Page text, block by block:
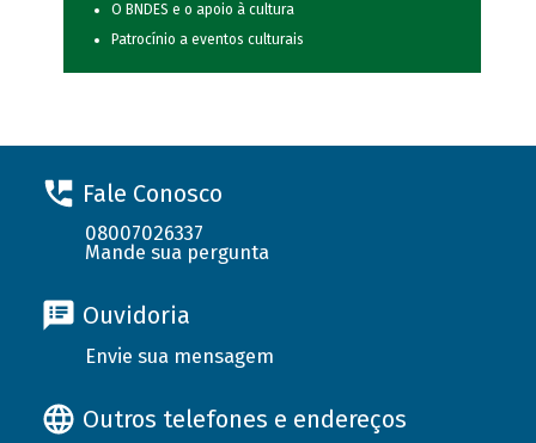
O BNDES e o apoio à cultura
Patrocínio a eventos culturais
Fale Conosco
08007026337
Mande sua pergunta
Ouvidoria
Envie sua mensagem
Outros telefones e endereços